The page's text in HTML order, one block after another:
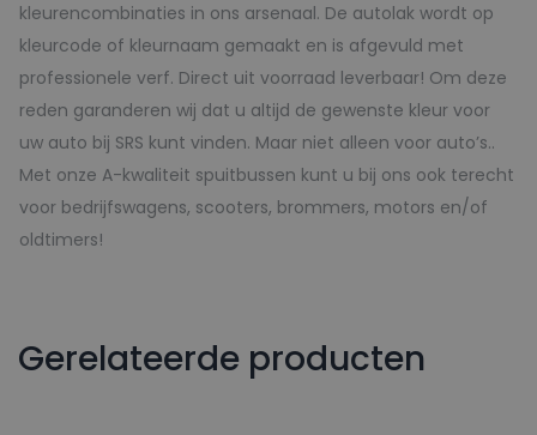
kleurencombinaties in ons arsenaal. De autolak wordt op
kleurcode of kleurnaam gemaakt en is afgevuld met
professionele verf. Direct uit voorraad leverbaar! Om deze
reden garanderen wij dat u altijd de gewenste kleur voor
uw auto bij SRS kunt vinden. Maar niet alleen voor auto’s..
Met onze A-kwaliteit spuitbussen kunt u bij ons ook terecht
voor bedrijfswagens, scooters, brommers, motors en/of
oldtimers!
Gerelateerde producten